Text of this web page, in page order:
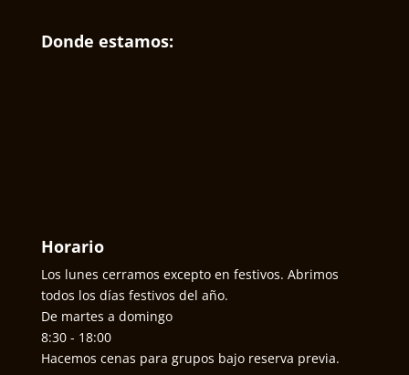
Donde estamos:
Horario
Los lunes cerramos excepto en festivos. Abrimos
todos los días festivos del año.
De martes a domingo
8:30 - 18:00
Hacemos cenas para grupos bajo reserva previa.